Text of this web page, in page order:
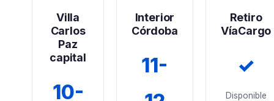
Villa
Carlos
Paz
capital
10-
Interior
Córdoba
11-
Retiro
VíaCargo
✓
Disponible